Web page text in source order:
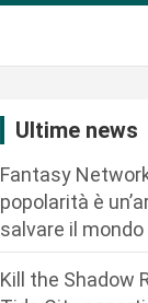
Ultime news
Fantasy
popolarità è
salvare il mondo
Kill the Shadow